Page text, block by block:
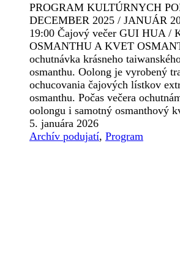
PROGRAM KULTÚRNYCH
DECEMBER 2025 / JANUÁR
19:00 Čajový večer GUI HUA /
OSMANTHU A KVET
ochutnávka krásneho
osmanthu. Oolong je vyrobený
ochucovania čajových lístkov
osmanthu. Počas večera
oolongu i samotný osmanthový
5. januára 2026
Archív podujatí, Program